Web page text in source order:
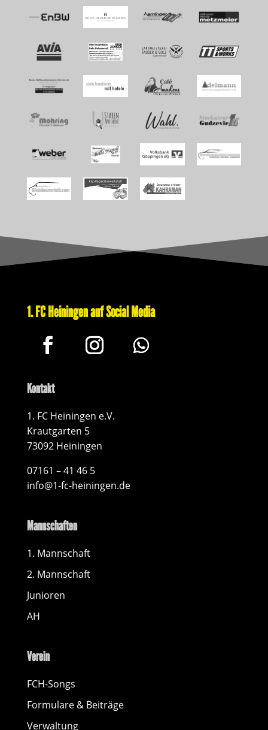
1. FC Heiningen auf Social Media
Kontakt
1. FC Heiningen e.V.
Krautgarten 5
73092 Heiningen
07161 – 41 46 5
info@1-fc-heiningen.de
Mannschaften
1. Mannschaft
2. Mannschaft
Junioren
AH
Verein
FCH-Songs
Formulare & Beiträge
Verwaltung